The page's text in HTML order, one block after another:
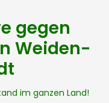
gegen
Weiden-
im ganzen Land!